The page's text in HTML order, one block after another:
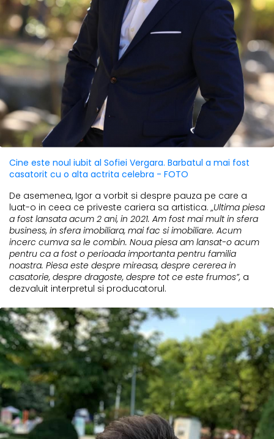
Cine este noul iubit al Sofiei Vergara. Barbatul a mai fost
casatorit cu o alta actrita celebra - FOTO
De asemenea, Igor a vorbit si despre pauza pe care a
luat-o in ceea ce priveste cariera sa artistica. „Ultima piesa
a fost lansata acum 2 ani, in 2021. Am fost mai mult in sfera
business, in sfera imobiliara, mai fac si imobiliare. Acum
incerc cumva sa le combin. Noua piesa am lansat-o acum
pentru ca a fost o perioada importanta pentru familia
noastra. Piesa este despre mireasa, despre cererea in
casatorie, despre dragoste, despre tot ce este frumos”, a
dezvaluit interpretul si producatorul.